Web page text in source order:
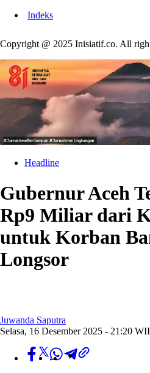
Indeks
Copyright @ 2025 Inisiatif.co. All
Headline
Gubernur Aceh
Rp9 Miliar dari
untuk Korban
Longsor
Juwanda Saputra
Selasa, 16 Desember 2025 - 21:20